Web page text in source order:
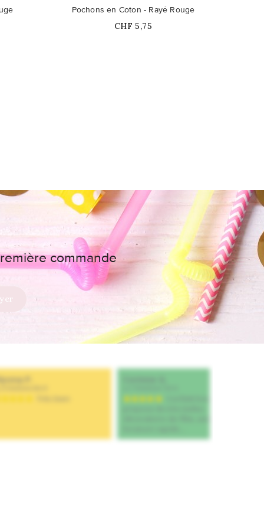
Ce produit n'est plus disponible en
stock
Pochons en Coton - Rayé Rouge
Prix
CHF 5,75
commande